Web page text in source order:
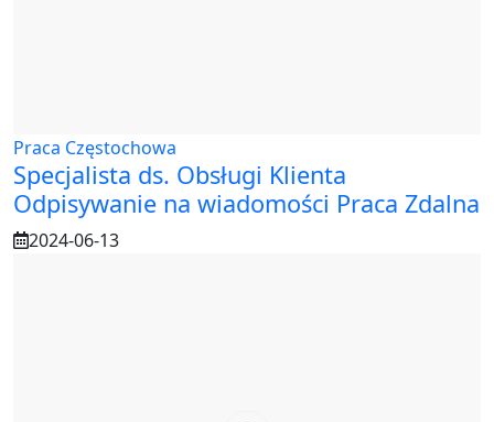
Praca Częstochowa
Specjalista ds. Obsługi Klienta
Odpisywanie na wiadomości Praca Zdalna
2024-06-13